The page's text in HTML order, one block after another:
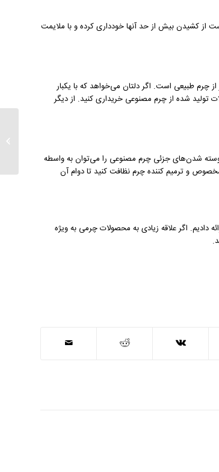
از کشیدن بیش از حد آنها خودداری کرده و با ملایمت
از چرم طبیعی است. اگر دلتان می‌خواهد که با یکبار
شده از چرم مصنوعی خریداری کنید. از دیگر
شدن‌های جزئی چرم مصنوعی را می‌توان به واسطه
و ترمیم کننده چرم نظافت کنید تا دوام آن
اگر علاقه زیادی به محصولات چرمی به ویژه